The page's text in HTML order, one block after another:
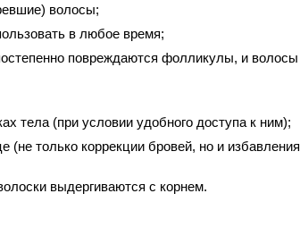
волосы;
в любое время;
повреждаются фолликулы, и волосы
тела (при условии удобного доступа к ним);
только коррекции бровей, но и избавления
выдергиваются с корнем.